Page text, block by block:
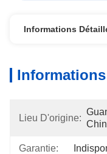
Informations
Lieu D'origine:
Garantie: